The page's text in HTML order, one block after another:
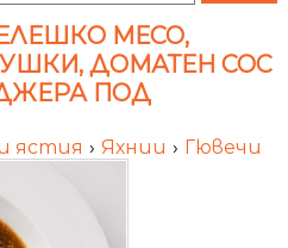
МЕСО,
ДОМАТЕН СОС
ПОД
ястия › Яхнии › Гювечи